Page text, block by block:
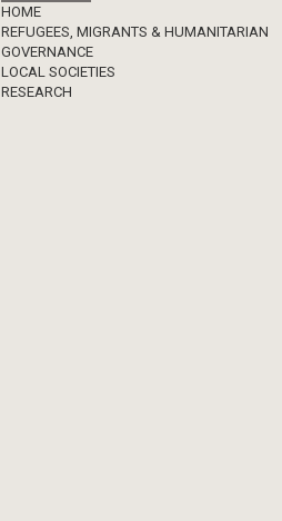
Footer
HOME
REFUGEES, MIGRANTS & HUMANITARIAN
GOVERNANCE
LOCAL SOCIETIES
RESEARCH